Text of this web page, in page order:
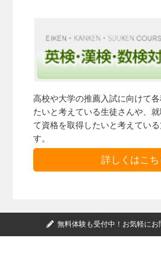
高校や大学の推薦入試に向けて
たいと考えている生徒さんや、
て資格を取得したいと考えてい
す。
詳しくはこち
無料体験も受付中！お気軽に